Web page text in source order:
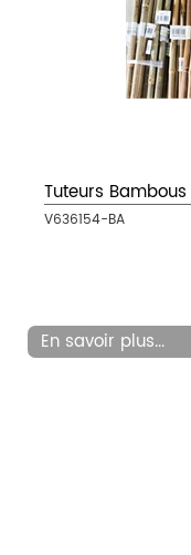
Tuteurs Bambous
V636154-BA
En savoir plus...